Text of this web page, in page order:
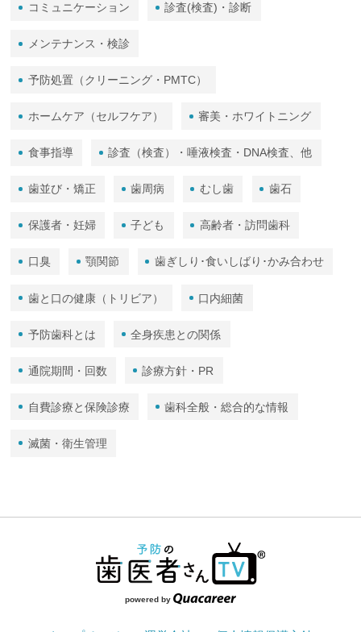
コミュニケーション 診査(検査)・診断
メンテナンス・検診
予防処置（クリーニング・PMTC）
ホームケア（セルフケア） 審美・ホワイトニング
食事指導 診査（検査）・唾液検査・DNA検査、他
歯並び・矯正 歯周病 むし歯 歯石
保護者・妊婦 子ども 高齢者・訪問歯科
口臭 顎関節 歯ぎしり･食いしばり･かみ合わせ
歯と口の健康（トリビア） 口内細菌
予防歯科とは 全身疾患との関係
通院期間・回数 診療方針・PR
自費診療と保険診療 歯科全般・総合的な情報
滅菌・衛生管理
powered by